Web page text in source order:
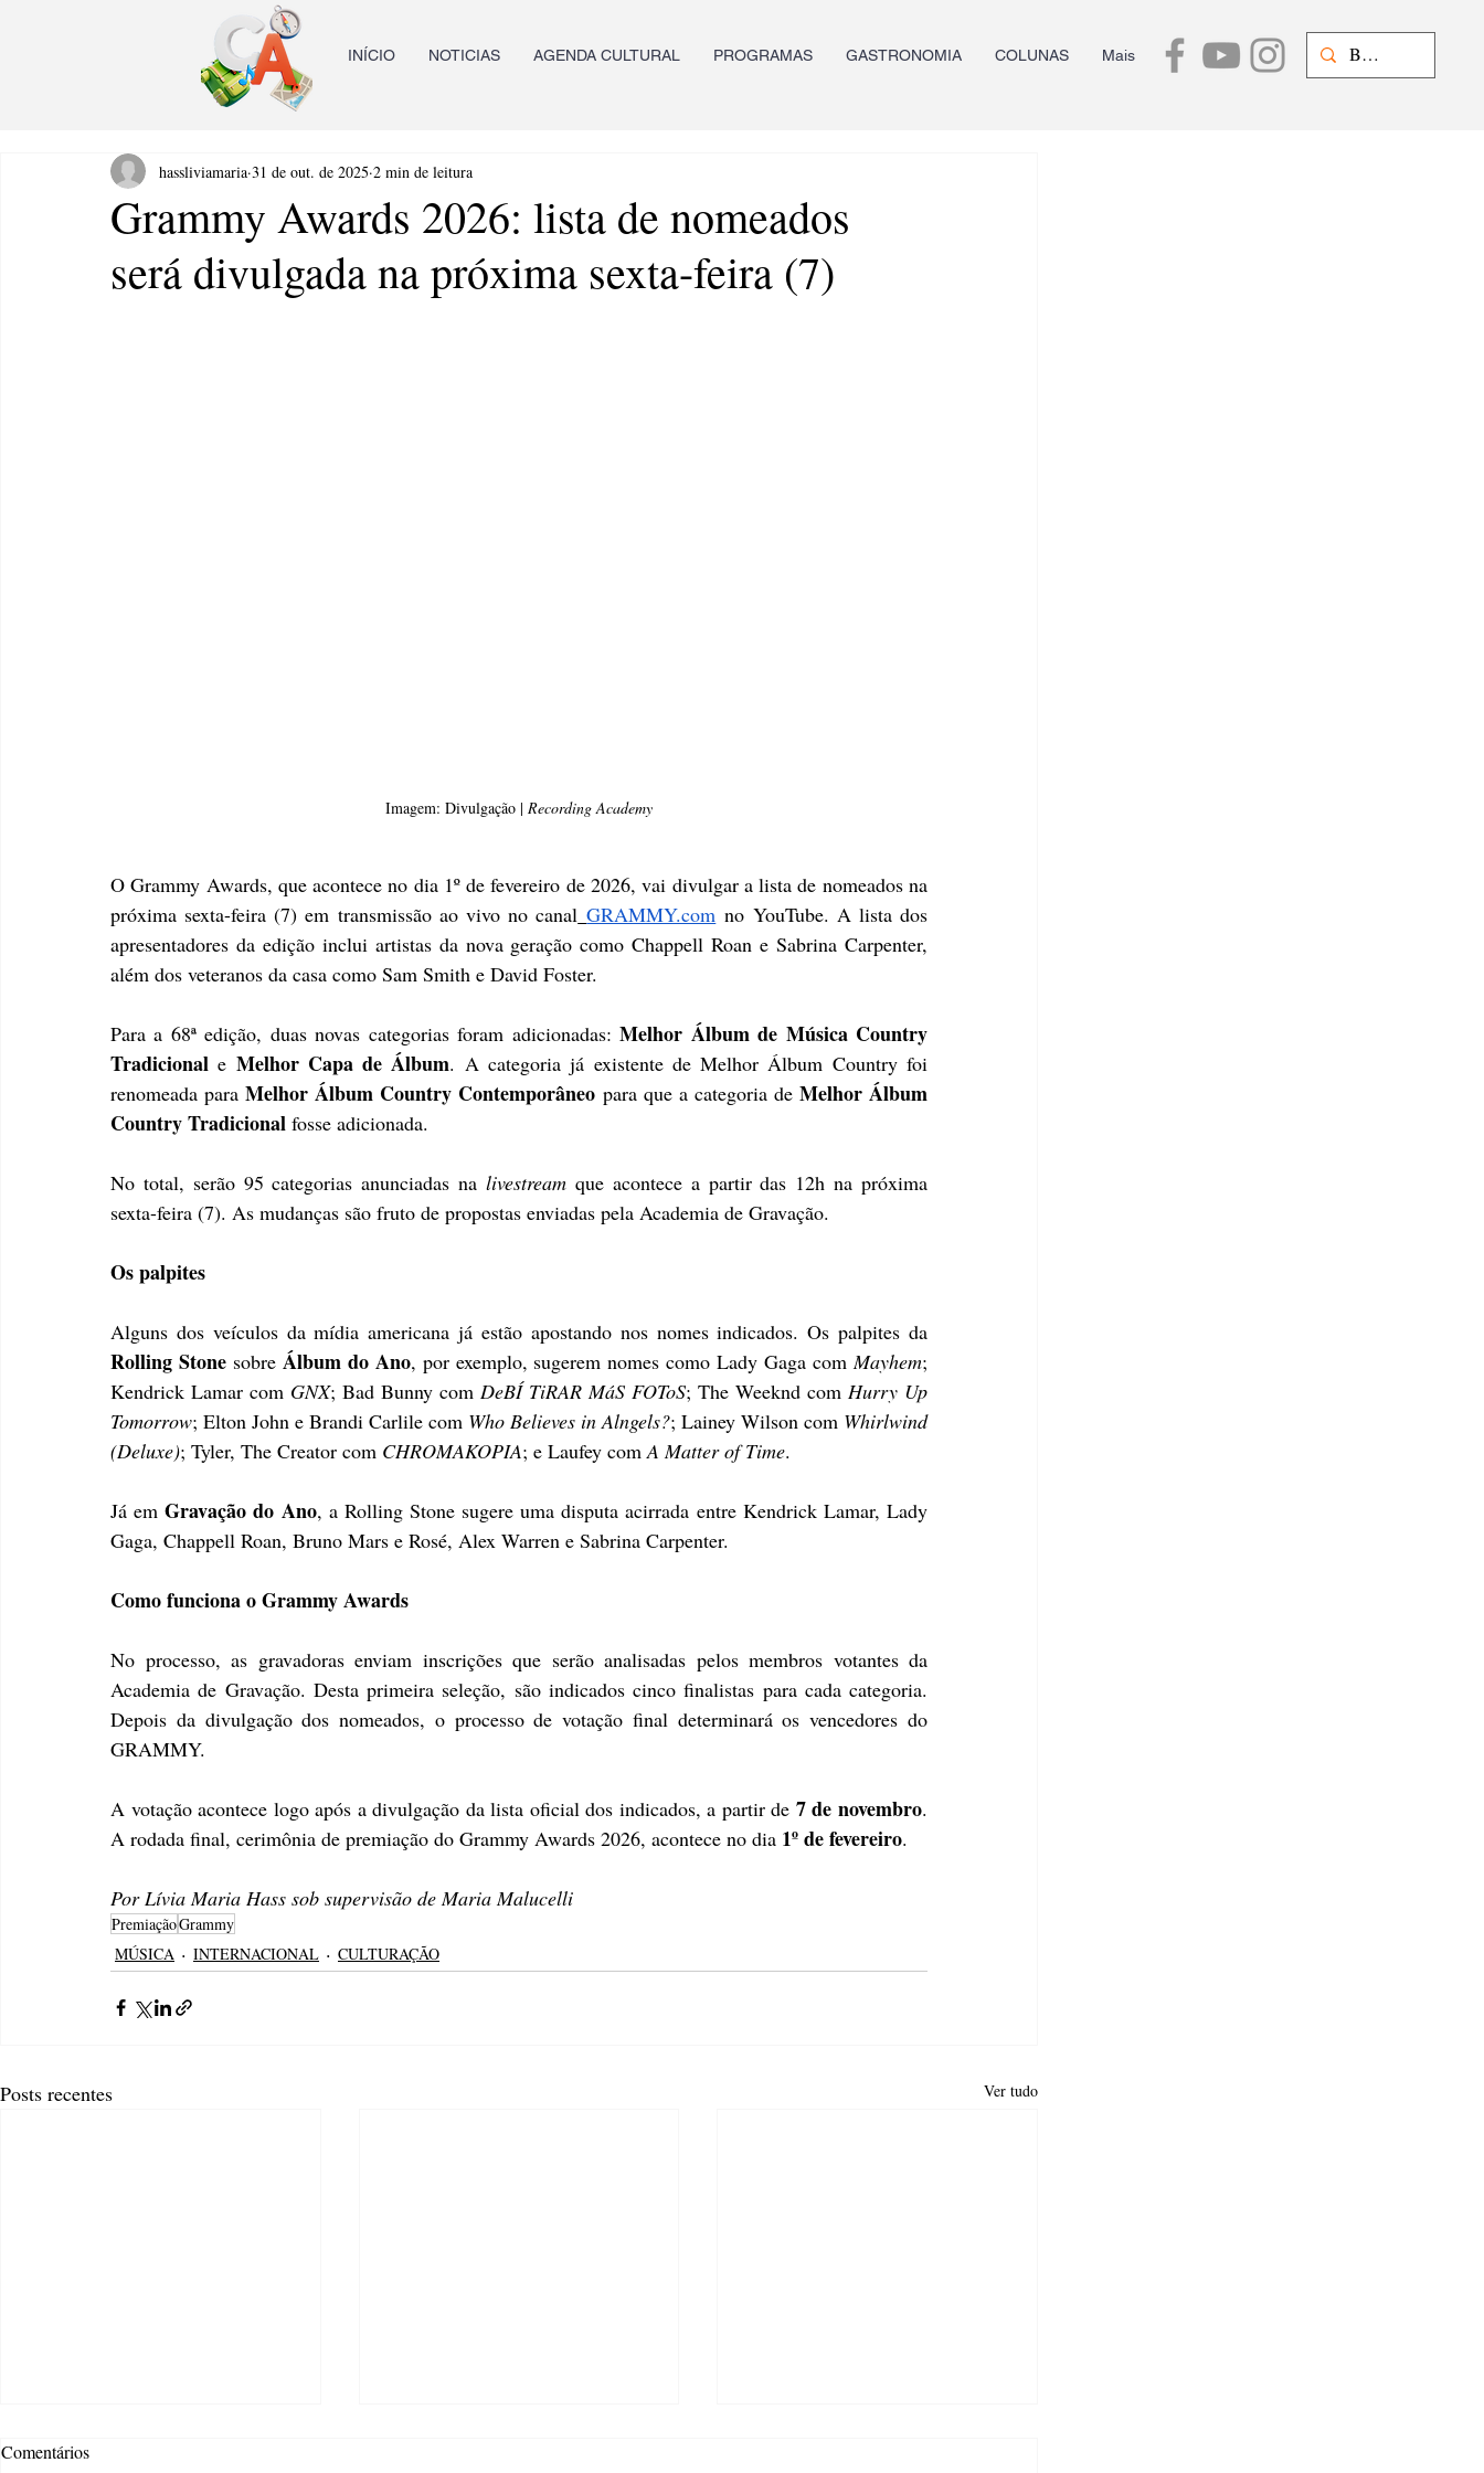
INÍCIO NOTICIAS AGENDA CULTURAL PROGRAMAS GASTRONOMIA COLUNAS Mais
Grammy Awards 2026: lista de nomeados
será divulgada na próxima sexta-feira (7)
hassliviamaria 31 de out. de 2025 2 min de leitura
Imagem: Divulgação | Recording Academy
O Grammy Awards, que acontece no dia 1º de fevereiro de 2026, vai divulgar a lista de nomeados na
próxima sexta-feira (7) em transmissão ao vivo no canal GRAMMY.com no YouTube. A lista dos
apresentadores da edição inclui artistas da nova geração como Chappell Roan e Sabrina Carpenter,
além dos veteranos da casa como Sam Smith e David Foster.
Para a 68ª edição, duas novas categorias foram adicionadas: Melhor Álbum de Música Country
Tradicional e Melhor Capa de Álbum. A categoria já existente de Melhor Álbum Country foi
renomeada para Melhor Álbum Country Contemporâneo para que a categoria de Melhor Álbum
Country Tradicional fosse adicionada.
No total, serão 95 categorias anunciadas na livestream que acontece a partir das 12h na próxima
sexta-feira (7). As mudanças são fruto de propostas enviadas pela Academia de Gravação.
Os palpites
Rolling Stone sobre Álbum do Ano, por exemplo, sugerem nomes como Lady Gaga com Mayhem;
Kendrick Lamar com GNX; Bad Bunny com DeBÍ TiRAR MáS FOToS; The Weeknd com Hurry Up
Tomorrow; Elton John e Brandi Carlile com Who Believes in Alngels?; Lainey Wilson com Whirlwind
(Deluxe); Tyler, The Creator com CHROMAKOPIA; e Laufey com A Matter of Time.
Já em Gravação do Ano, a Rolling Stone sugere uma disputa acirrada entre Kendrick Lamar, Lady
Gaga, Chappell Roan, Bruno Mars e Rosé, Alex Warren e Sabrina Carpenter.
Como funciona o Grammy Awards
No processo, as gravadoras enviam inscrições que serão analisadas pelos membros votantes da
Academia de Gravação. Desta primeira seleção, são indicados cinco finalistas para cada categoria.
Depois da divulgação dos nomeados, o processo de votação final determinará os vencedores do
GRAMMY.
A votação acontece logo após a divulgação da lista oficial dos indicados, a partir de 7 de novembro.
A rodada final, cerimônia de premiação do Grammy Awards 2026, acontece no dia 1º de fevereiro.
Por Lívia Maria Hass sob supervisão de Maria Malucelli
PremiaçãoGrammy
MÚSICA
INTERNACIONAL CULTURAÇÃO
Posts recentes Ver tudo
Comentários